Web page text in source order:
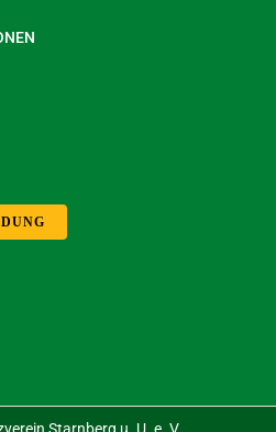
Starnberg u. U. e. V.